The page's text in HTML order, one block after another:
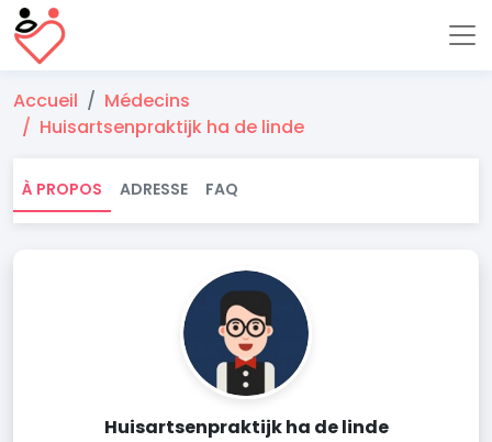
Accueil
Médecins
Huisartsenpraktijk ha de linde
À PROPOS ADRESSE FAQ
Huisartsenpraktijk ha de linde